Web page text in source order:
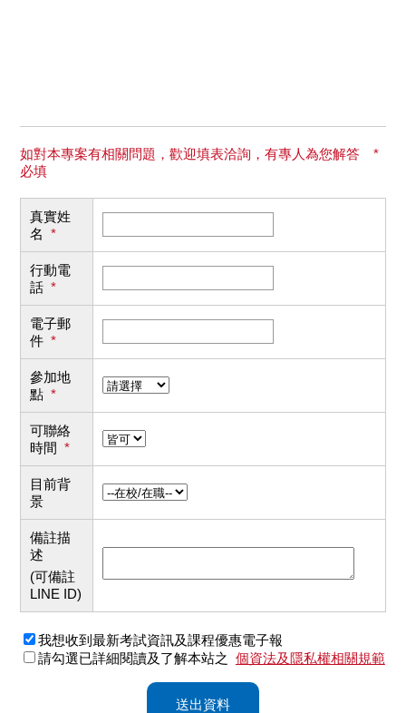
如對本專案有相關問題，歡迎填表洽詢，有專人為您解答 *
必填
真實姓
名 *
行動電
話 *
電子郵
件 *
參加地
點 *
可聯絡
時間 *
目前背
景
備註描
述
(可備註
LINE ID)
我想收到最新考試資訊及課程優惠電子報
請勾選已詳細閱讀及了解本站之 個資法及隱私權相關規範
送出資料